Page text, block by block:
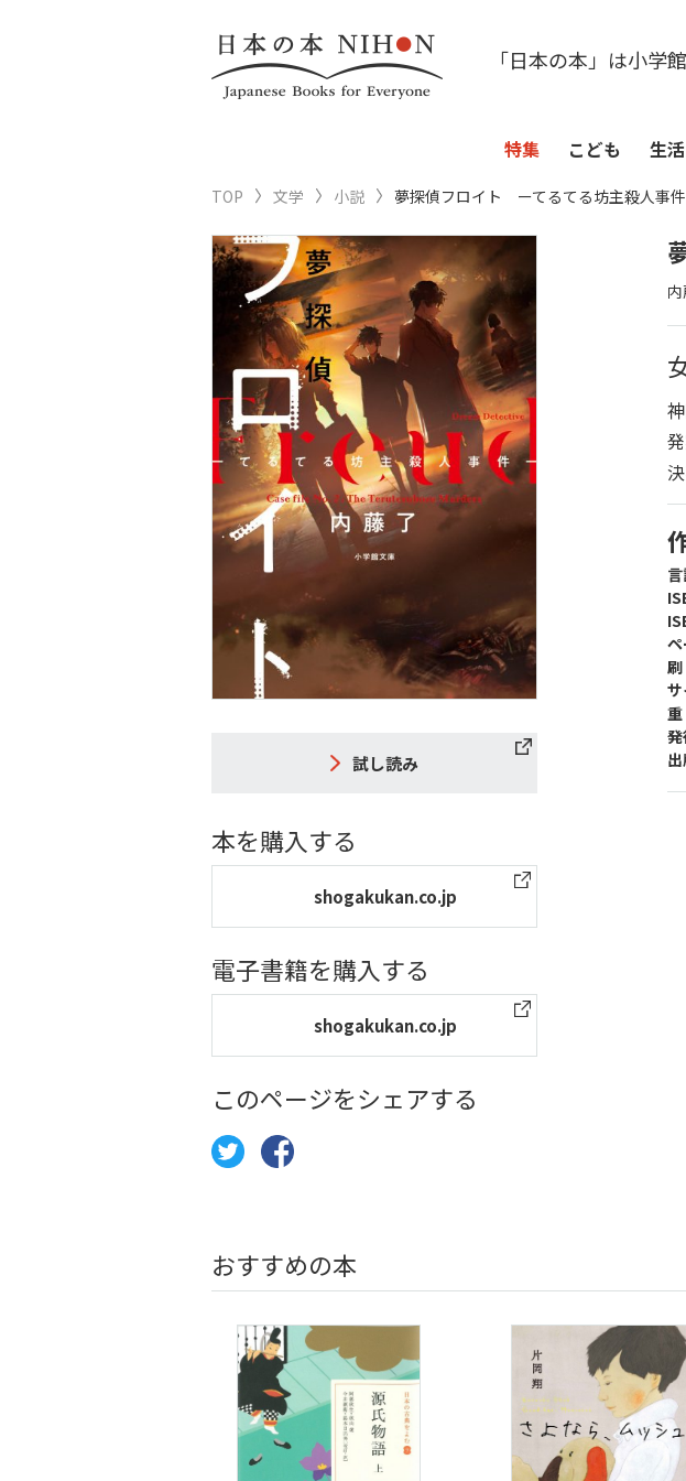
「日本の本」は小学
特集 こども 生活
TOP 文学 小説 夢探偵フロイト ーてるてる坊主殺人事
言
ペ
サ
発
出
試し読み
本を購入する
shogakukan.co.jp
電子書籍を購入する
shogakukan.co.jp
このページをシェアする
おすすめの本